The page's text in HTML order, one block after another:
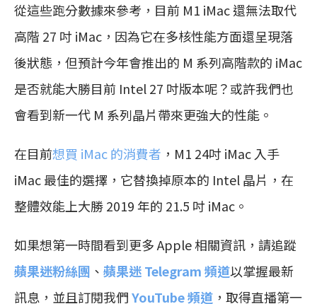
從這些跑分數據來參考，目前 M1 iMac 還無法取代
高階 27 吋 iMac，因為它在多核性能方面還呈現落
後狀態，但預計今年會推出的 M 系列高階款的 iMac
是否就能大勝目前 Intel 27 吋版本呢？或許我們也
會看到新一代 M 系列晶片帶來更強大的性能。
在目前想買 iMac 的消費者 ，M1 24吋 iMac 入手
iMac 最佳的選擇，它替換掉原本的 Intel 晶片，在
整體效能上大勝 2019 年的 21.5 吋 iMac。
如果想第一時間看到更多 Apple 相關資訊，請追蹤
蘋果迷粉絲團 、 蘋果迷 Telegram 頻道以掌握最新
訊息，並且訂閱我們YouTube 頻道 ，取得直播第一